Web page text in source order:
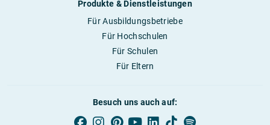
Produkte & Dienstleistungen
Für Ausbildungsbetriebe
Für Hochschulen
Für Schulen
Für Eltern
Besuch uns auch auf: